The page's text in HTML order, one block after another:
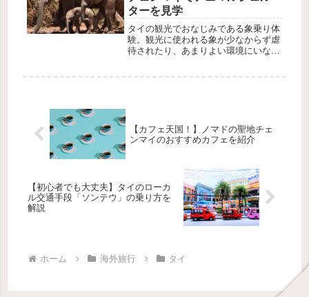
ターを見学
タイの観光でおなじみである象乗り体
験。観光に使われる象が少なからず虐
待されたり、あまりよい環境にいない
【カフェ天国！】ノマドの聖地チェ
ンマイのおすすめカフェを紹介
【初心者でも大丈夫】タイのローカ
ル交通手段「ソンテウ」の乗り方を
解説
ホーム 海外旅行 タイ